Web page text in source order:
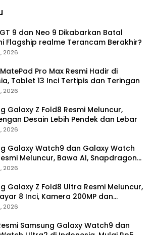
9 dan Neo 9 Dikabarkan Batal
Flagship realme Terancam Berakhir?
2026
Pro Max Resmi Hadir di
Tablet 13 Inci Tertipis dan Teringan
2026
Galaxy Z Fold8 Resmi Meluncur,
Desain Lebih Pendek dan Lebar
2026
Galaxy Watch9 dan Galaxy Watch
Meluncur, Bawa AI, Snapdragon
dan Fitur Kesehatan Baru
2026
Galaxy Z Fold8 Ultra Resmi Meluncur,
8 Inci, Kamera 200MP dan
8 Elite Gen 5
2026
Samsung Galaxy Watch9 dan